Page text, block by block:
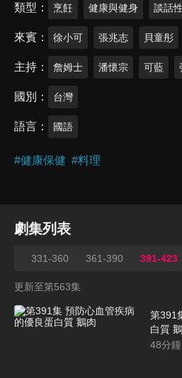
類型 烹飪 健康與健身 談話
來賓 徐小可 張兆志 貝童彤
主持 詹姆士 潘懷宗 可藍
國別 台灣
語言 國語
#健康保健 #料理
劇集列表
331-360 361-390 391-423
更新至第563集
第391
白質
48分鐘